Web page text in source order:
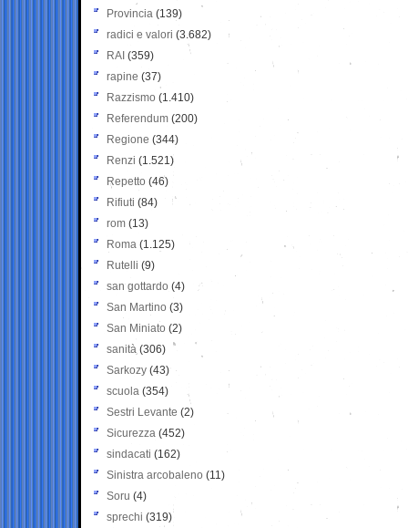
Provincia (139)
radici e valori (3.682)
RAI (359)
rapine (37)
Razzismo (1.410)
Referendum (200)
Regione (344)
Renzi (1.521)
Repetto (46)
Rifiuti (84)
rom (13)
Roma (1.125)
Rutelli (9)
san gottardo (4)
San Martino (3)
San Miniato (2)
sanità (306)
Sarkozy (43)
scuola (354)
Sestri Levante (2)
Sicurezza (452)
sindacati (162)
Sinistra arcobaleno (11)
Soru (4)
sprechi (319)